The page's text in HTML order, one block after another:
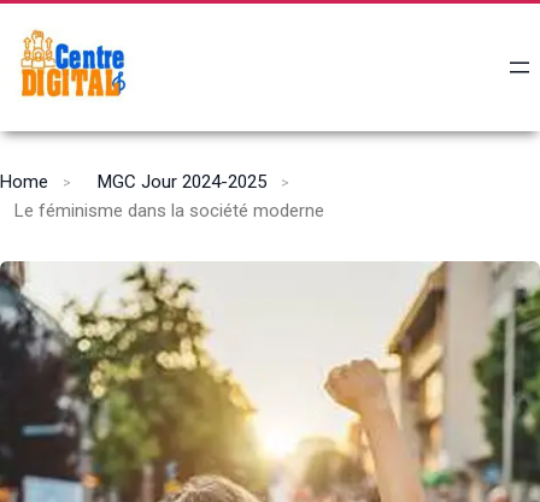
Home
MGC Jour 2024-2025
Le féminisme dans la société moderne